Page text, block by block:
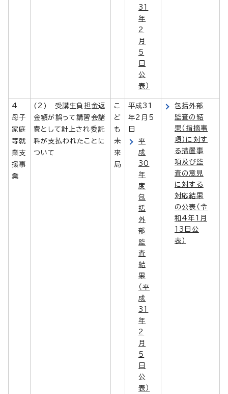
31
年
2
月
5
日
公
表）
4
母子
家庭
等就
業支
援事
業
(2) 受講生負担金返
金額が誤って講習会諸
費として計上され委託
料が支払われたことに
ついて
こ
ど
も
未
来
局
平成31
年2月5
日
平
成
30
年
度
包
括
外
部
監
査
結
果
（平
成
31
年
2
月
5
日
公
表）
包括外部
監査の結
果（指摘事
項）に対す
る措置事
項及び監
査の意見
に対する
対応結果
の公表（令
和4年1月
13日公
表）